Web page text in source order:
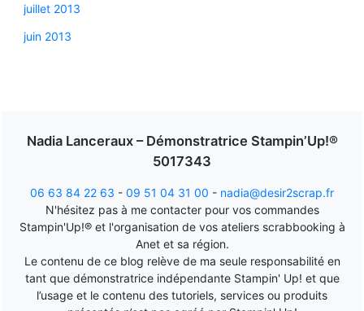
juillet 2013
juin 2013
Nadia Lanceraux – Démonstratrice Stampin’Up!®
5017343
06 63 84 22 63 - 09 51 04 31 00 - nadia@desir2scrap.fr
N'hésitez pas à me contacter pour vos commandes
Stampin'Up!® et l'organisation de vos ateliers scrabbooking à
Anet et sa région.
Le contenu de ce blog relève de ma seule responsabilité en
tant que démonstratrice indépendante Stampin' Up! et que
l’usage et le contenu des tutoriels, services ou produits